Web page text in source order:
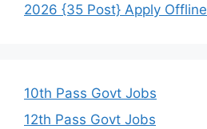
2026 {35 Post} Apply Offline
10th Pass Govt Jobs
12th Pass Govt Jobs